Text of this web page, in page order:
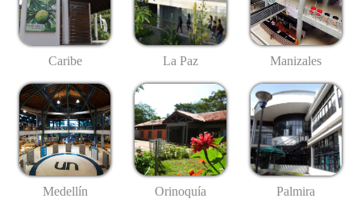
Caribe La Paz Manizales
Medellín Orinoquía Palmira